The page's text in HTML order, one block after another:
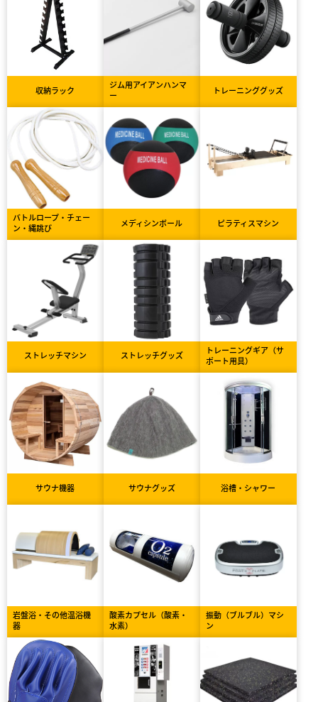
収納ラック
ジム用アイアンハンマ
ー
トレーニンググッズ
バトルロープ・チェー
ン・縄跳び
メディシンボール ピラティスマシン
ストレッチマシン ストレッチグッズ
トレーニングギア（サ
ポート用具）
サウナ機器 サウナグッズ 浴槽・シャワー
岩盤浴・その他温浴機
器
酸素カプセル（酸素・
水素）
振動（ブルブル）マシ
ン